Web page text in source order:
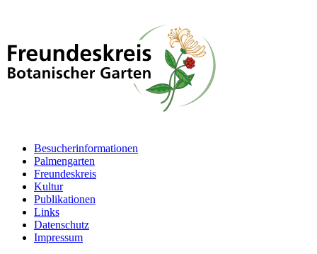
Besucherinformationen
Palmengarten
Freundeskreis
Kultur
Publikationen
Links
Datenschutz
Impressum